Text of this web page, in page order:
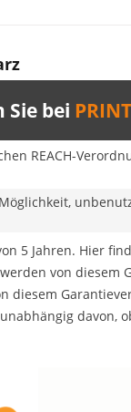
bei
REACH-
5 Jahren. Hier
von